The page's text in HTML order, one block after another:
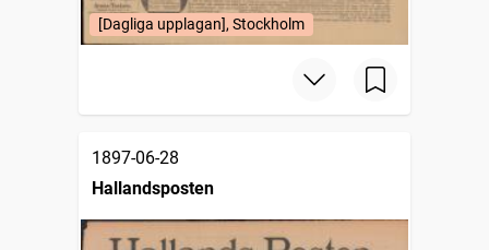
[Dagliga upplagan], Stockholm
1897-06-28
Hallandsposten